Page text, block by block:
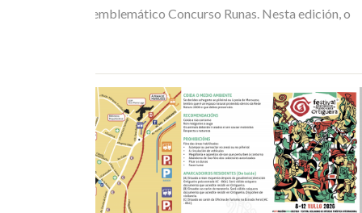
gran final do seu emblemático Concurso Runas. Nesta edición, o